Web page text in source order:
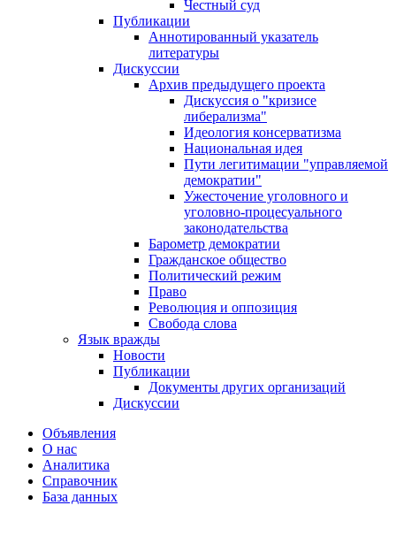
Честный суд
Публикации
Аннотированный указатель
литературы
Дискуссии
Архив предыдущего проекта
Дискуссия о "кризисе
либерализма"
Идеология консерватизма
Национальная идея
Пути легитимации "управляемой
демократии"
Ужесточение уголовного и
уголовно-процесуального
законодательства
Барометр демократии
Гражданское общество
Политический режим
Право
Революция и оппозиция
Свобода слова
Язык вражды
Новости
Публикации
Документы других организаций
Дискуссии
Объявления
О нас
Аналитика
Справочник
База данных